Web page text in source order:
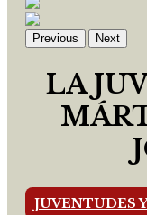
Previous Next
LA
JUVENTUDES